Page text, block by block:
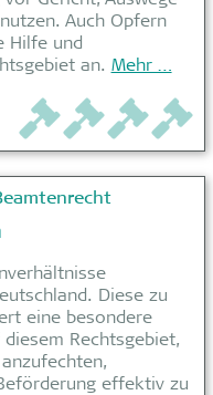
Auch Opfern
Hilfe und
an. Mehr …
Diese zu
eine besondere
Rechtsgebiet,
effektiv zu